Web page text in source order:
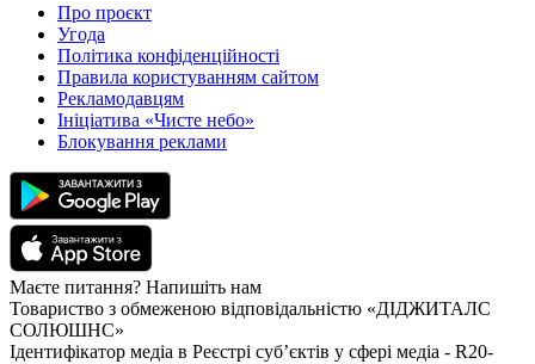
Про проєкт
Угода
Політика конфіденційності
Правила користуванням сайтом
Рекламодавцям
Ініціатива «Чисте небо»
Блокування реклами
Маєте питання? Напишіть нам
Товариство з обмеженою відповідальністю «ДІДЖИТАЛС
СОЛЮШНС»
Ідентифікатор медіа в Реєстрі суб’єктів у сфері медіа - R20-